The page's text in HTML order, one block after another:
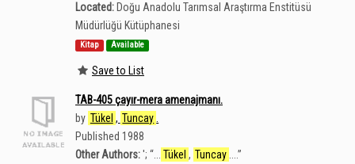
Located: Doğu Anadolu Tarımsal Araştırma Enstitüsü
Müdürlüğü Kütüphanesi
Kitap Available
Save to List
TAB-405 çayır-mera amenajmanı.
by Tükel , Tuncay
Published 1988
Other Authors:'; “ Tükel , Tuncay ....”